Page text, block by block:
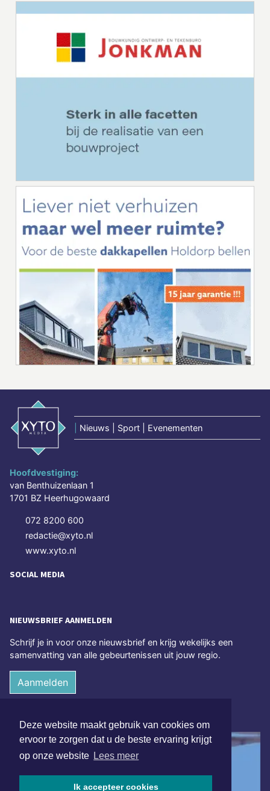
Deze website maakt gebruik van cookies om
ervoor te zorgen dat u de beste ervaring krijgt
op onze website Lees meer
Ik accepteer cookies
Nieuws | Sport | Evenementen
Hoofdvestiging:
van Benthuizenlaan 1
1701 BZ Heerhugowaard
072 8200 600
redactie@xyto.nl
www.xyto.nl
SOCIAL MEDIA
NIEUWSBRIEF AANMELDEN
Schrijf je in voor onze nieuwsbrief en krijg wekelijks een
samenvatting van alle gebeurtenissen uit jouw regio.
Aanmelden